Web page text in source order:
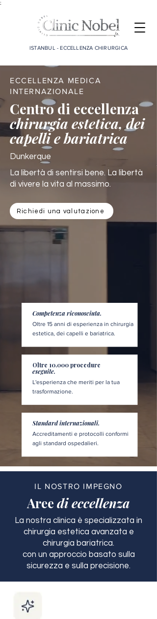
;
ISTANBUL - ECCELLENZA CHIRURGICA
ECCELLENZA MEDICA
INTERNAZIONALE
Centro di eccellenza
chirurgia estetica, dei
capelli e bariatrica
Dunkerque
La libertà di sentirsi bene. La libertà
di vivere la vita al massimo.
Richiedi una valutazione
Competenza riconosciuta.
Oltre 15 anni di esperienza in chirurgia
estetica, dei capelli e bariatrica.
Oltre 10.000 procedure
eseguite.
L'esperienza che meriti per la tua
trasformazione.
Standard internazionali.
Accreditamenti e protocolli conformi
agli standard ospedalieri.
IL NOSTRO IMPEGNO
Aree di eccellenza
La nostra clinica è specializzata in
chirurgia estetica avanzata e
chirurgia bariatrica.
con un approccio basato sulla
sicurezza e sulla precisione.